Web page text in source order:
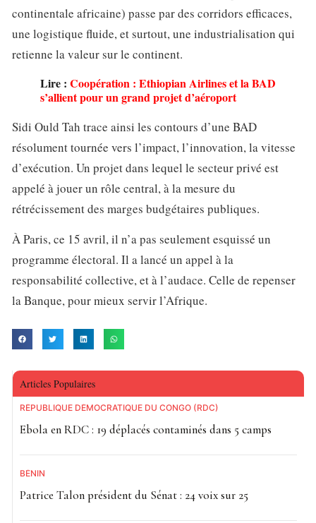
continentale africaine) passe par des corridors efficaces,
une logistique fluide, et surtout, une industrialisation qui
retienne la valeur sur le continent.
Lire : Coopération : Ethiopian Airlines et la BAD
s’allient pour un grand projet d’aéroport
Sidi Ould Tah trace ainsi les contours d’une BAD
résolument tournée vers l’impact, l’innovation, la vitesse
d’exécution. Un projet dans lequel le secteur privé est
appelé à jouer un rôle central, à la mesure du
rétrécissement des marges budgétaires publiques.
À Paris, ce 15 avril, il n’a pas seulement esquissé un
programme électoral. Il a lancé un appel à la
responsabilité collective, et à l’audace. Celle de repenser
la Banque, pour mieux servir l’Afrique.
Articles Populaires
RÉPUBLIQUE DÉMOCRATIQUE DU CONGO (RDC)
Ebola en RDC : 19 déplacés contaminés dans 5 camps
BÉNIN
Patrice Talon président du Sénat : 24 voix sur 25